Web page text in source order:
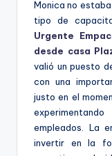
Monica no
tipo de
Urgente
desde casa
valió un puesto
con una
justo en el
empleados. La
invertir en la